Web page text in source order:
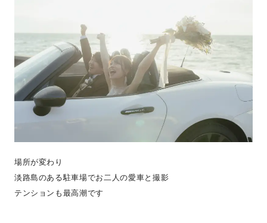
場所が変わり
淡路島のある駐車場でお二人の愛車と撮影
テンションも最高潮です